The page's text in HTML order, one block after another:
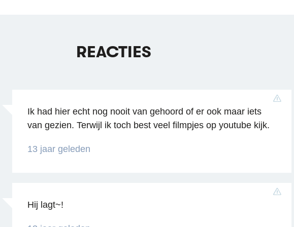
REACTIES
Ik had hier echt nog nooit van gehoord of er ook maar iets
van gezien. Terwijl ik toch best veel filmpjes op youtube kijk.
13 jaar geleden
Hij lagt~!